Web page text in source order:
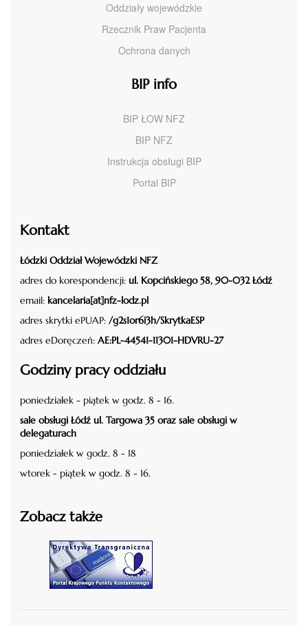
Oddziały wojewódzkie
Rzecznik Praw Pacjenta
Ochrona danych
BIP info
BIP ŁOW NFZ
BIP NFZ
Instrukcja obsługi BIP
Portal BIP
Kontakt
Łódzki Oddział Wojewódzki NFZ
adres do korespondencji: ul. Kopcińskiego 58, 90-032 Łódź
email: kancelaria[at]nfz-lodz.pl
adres skrytki ePUAP: /g2s1or6i3h/SkrytkaESP
adres eDoręczeń: AE:PL-44541-11301-HDVRU-27
Godziny pracy oddziału
poniedziałek - piątek w godz. 8 - 16.
sale obsługi Łódź ul. Targowa 35 oraz sale obsługi w
delegaturach
poniedziałek w godz. 8 - 18
wtorek - piątek w godz. 8 - 16.
Zobacz także
czytaj więcej